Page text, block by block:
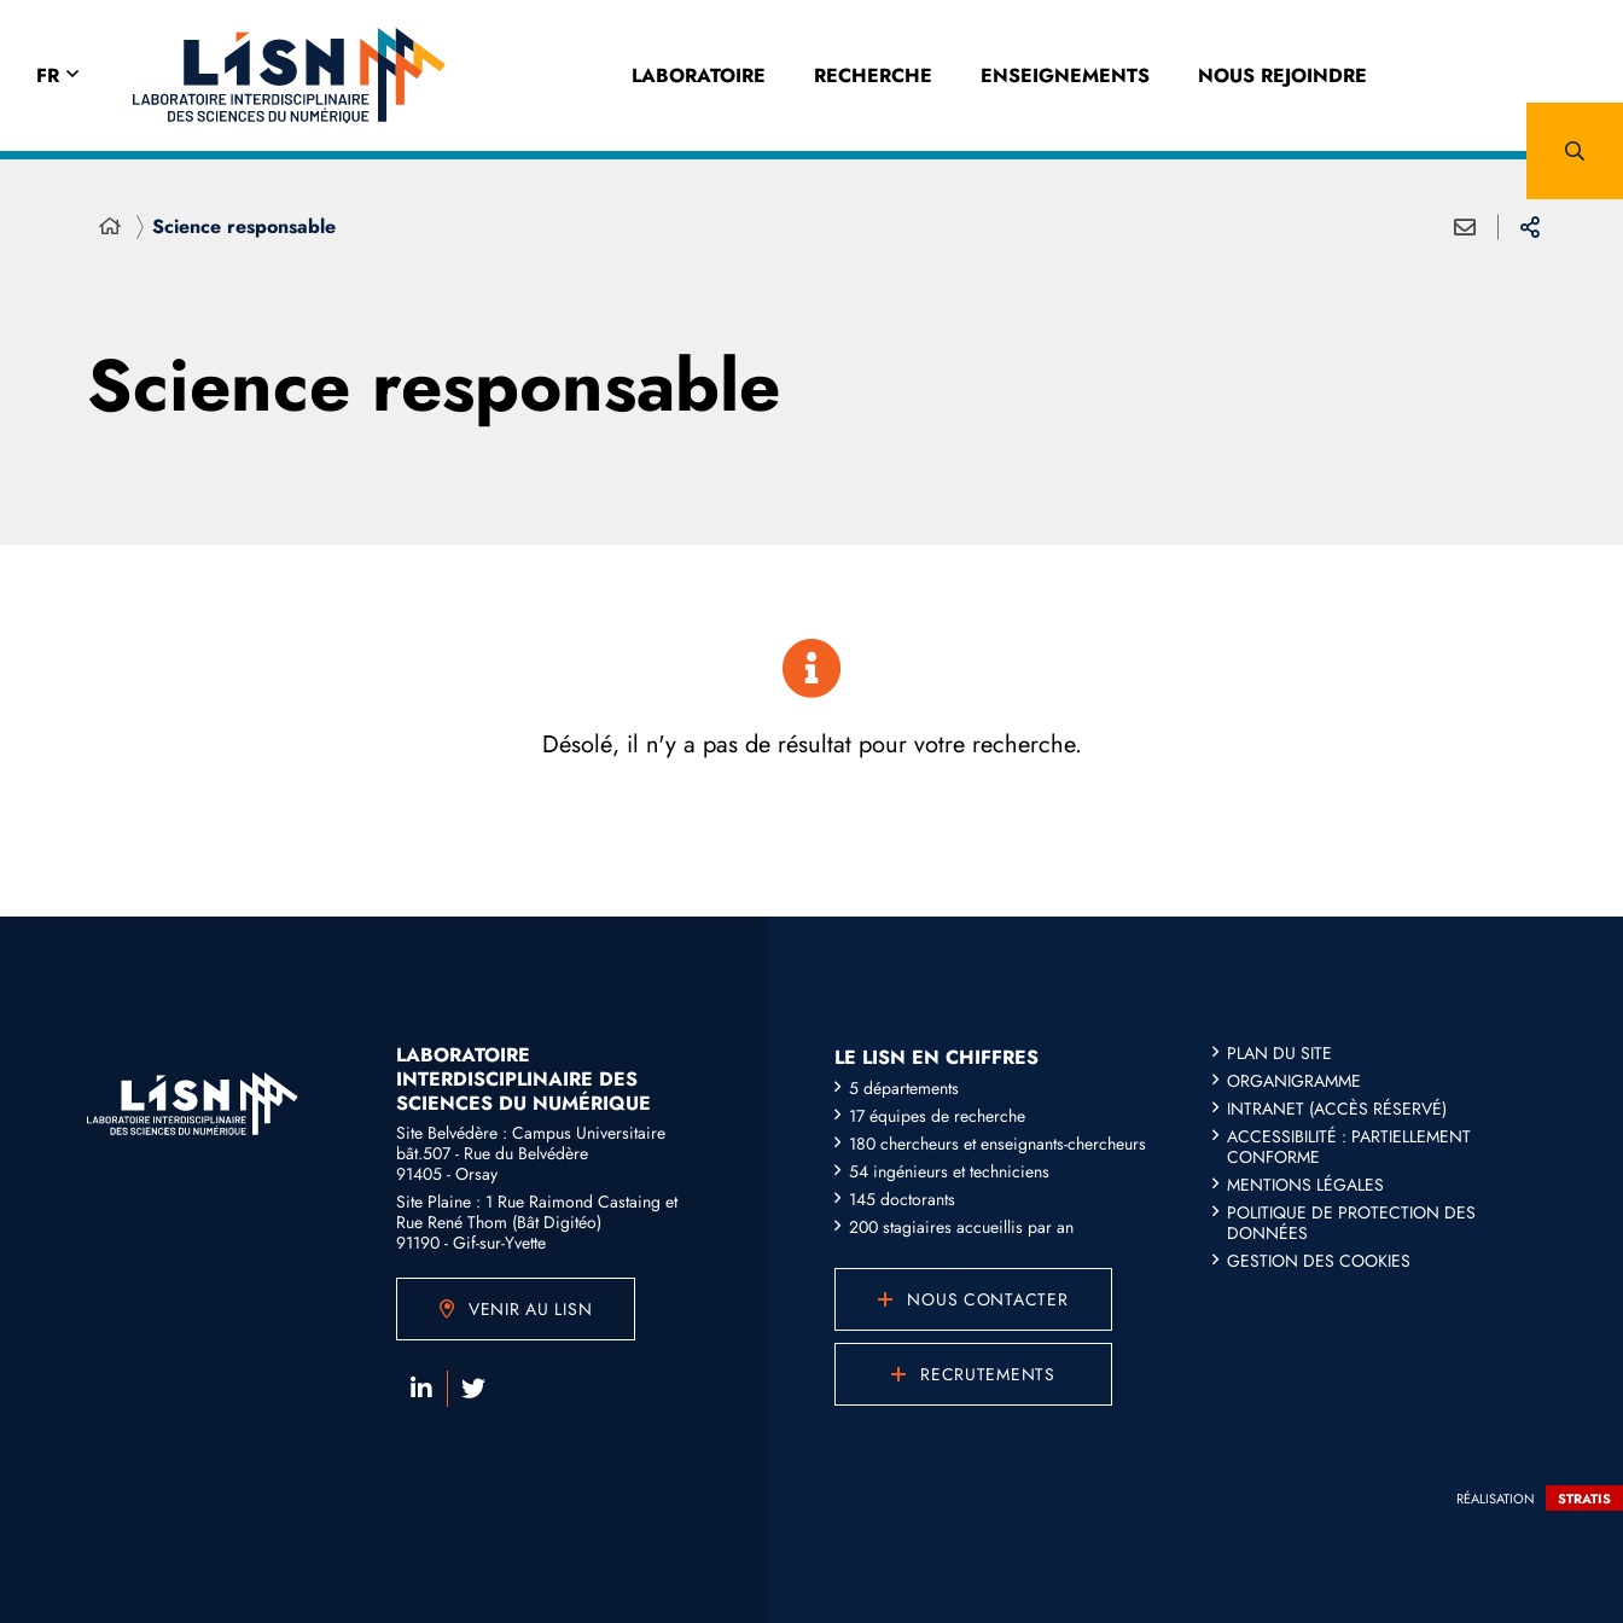
FR LABORATOIRE RECHERCHE ENSEIGNEMENTS NOUS REJOINDRE
Science responsable
Science responsable
Désolé, il n'y a pas de résultat pour votre recherche.
LABORATOIRE
INTERDISCIPLINAIRE DES
SCIENCES DU NUMÉRIQUE
Site Belvédère : Campus Universitaire
bât.507 - Rue du Belvédère
91405 - Orsay
Site Plaine : 1 Rue Raimond Castaing et
Rue René Thom (Bât Digitéo)
91190 - Gif-sur-Yvette
VENIR AU LISN
LE LISN EN CHIFFRES
5 départements
17 équipes de recherche
180 chercheurs et enseignants-chercheurs
54 ingénieurs et techniciens
145 doctorants
200 stagiaires accueillis par an
NOUS CONTACTER
RECRUTEMENTS
PLAN DU SITE
ORGANIGRAMME
INTRANET (ACCÈS RÉSERVÉ)
ACCESSIBILITÉ : PARTIELLEMENT
CONFORME
MENTIONS LÉGALES
POLITIQUE DE PROTECTION DES
DONNÉES
GESTION DES COOKIES
RÉALISATION STRATIS